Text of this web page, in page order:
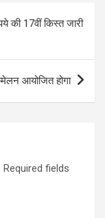
17वीं किस्त जारी
आयोजित होगा
Required fields